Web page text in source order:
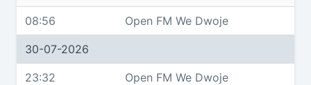
08:56 Open FM We Dwoje
30-07-2026
23:32 Open FM We Dwoje